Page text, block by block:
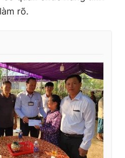
rõ.